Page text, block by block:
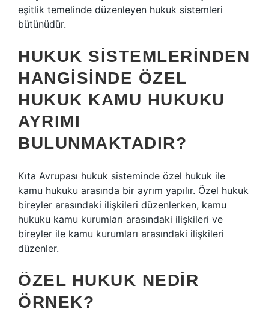
eşitlik temelinde düzenleyen hukuk sistemleri
bütünüdür.
HUKUK SISTEMLERINDEN
HANGISINDE ÖZEL
HUKUK KAMU HUKUKU
AYRIMI
BULUNMAKTADIR?
Kıta Avrupası hukuk sisteminde özel hukuk ile
kamu hukuku arasında bir ayrım yapılır. Özel hukuk
bireyler arasındaki ilişkileri düzenlerken, kamu
hukuku kamu kurumları arasındaki ilişkileri ve
bireyler ile kamu kurumları arasındaki ilişkileri
düzenler.
ÖZEL HUKUK NEDIR
ÖRNEK?